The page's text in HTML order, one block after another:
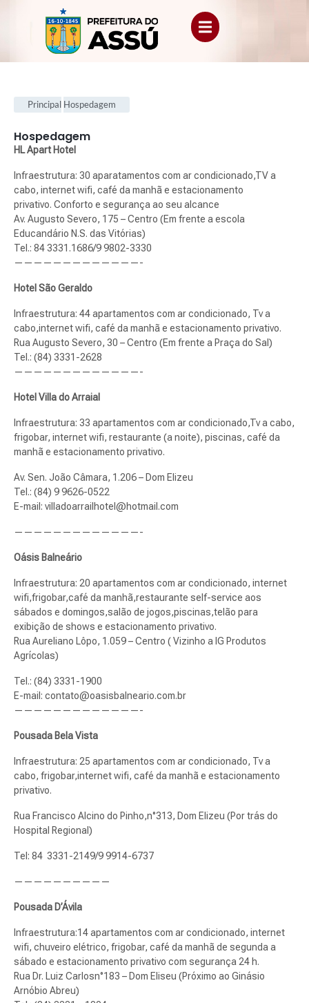
Principal Hospedagem
Hospedagem
HL Apart Hotel
Infraestrutura: 30 aparatamentos com ar condicionado,TV a
cabo, internet wifi, café da manhã e estacionamento
privativo. Conforto e segurança ao seu alcance
Av. Augusto Severo, 175 – Centro (Em frente a escola
Educandário N.S. das Vitórias)
Tel.: 84 3331.1686/9 9802-3330
—————————————-
Hotel São Geraldo
Infraestrutura: 44 apartamentos com ar condicionado, Tv a
cabo,internet wifi, café da manhã e estacionamento privativo.
Rua Augusto Severo, 30 – Centro (Em frente a Praça do Sal)
Tel.: (84) 3331-2628
—————————————-
Hotel Villa do Arraial
Infraestrutura: 33 apartamentos com ar condicionado,Tv a cabo,
frigobar, internet wifi, restaurante (a noite), piscinas, café da
manhã e estacionamento privativo.
Av. Sen. João Câmara, 1.206 – Dom Elizeu
Tel.: (84) 9 9626-0522
E-mail: villadoarrailhotel@hotmail.com
—————————————-
Oásis Balneário
Infraestrutura: 20 apartamentos com ar condicionado, internet
wifi,frigobar,café da manhã,restaurante self-service aos
sábados e domingos,salão de jogos,piscinas,telão para
exibição de shows e estacionamento privativo.
Rua Aureliano Lôpo, 1.059 – Centro ( Vizinho a IG Produtos
Agrícolas)
Tel.: (84) 3331-1900
E-mail: contato@oasisbalneario.com.br
—————————————-
Pousada Bela Vista
Infraestrutura: 25 apartamentos com ar condicionado, Tv a
cabo, frigobar,internet wifi, café da manhã e estacionamento
privativo.
Rua Francisco Alcino do Pinho,n°313, Dom Elizeu (Por trás do
Hospital Regional)
Tel: 84 3331-2149/9 9914-6737
——————————
Pousada D’Ávila
Infraestrutura:14 apartamentos com ar condicionado, internet
wifi, chuveiro elétrico, frigobar, café da manhã de segunda a
sábado e estacionamento privativo com segurança 24 h.
Rua Dr. Luiz Carlosn°183 – Dom Eliseu (Próximo ao Ginásio
Arnóbio Abreu)